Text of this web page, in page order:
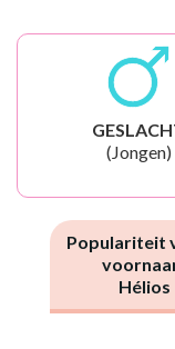
(Jongen)
Populariteit
Hélios